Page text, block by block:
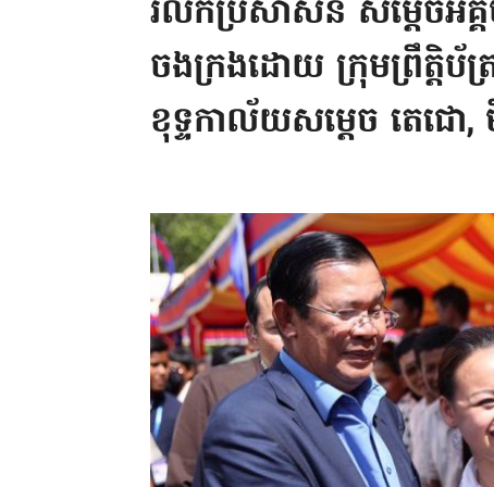
រំលឹកប្រសាសន៍ សម្តេចអ
ចងក្រងដោយ ក្រុមព្រឹត្តិប័
ខុទ្ទកាល័យសម្តេច តេជ